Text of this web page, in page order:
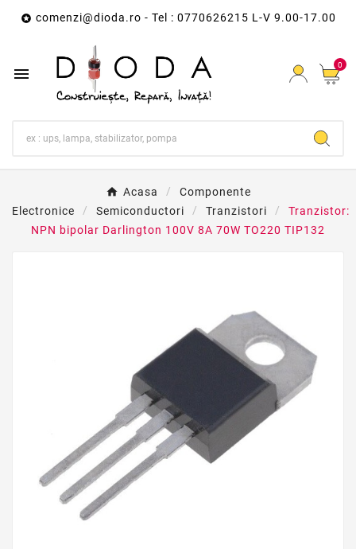
 comenzi@dioda.ro - Tel : 0770626215 L-V 9.00-17.00
 0
Acasa
Componente
Electronice
Semiconductori Tranzistori
Tranzistor:
NPN bipolar Darlington 100V 8A 70W TO220 TIP132